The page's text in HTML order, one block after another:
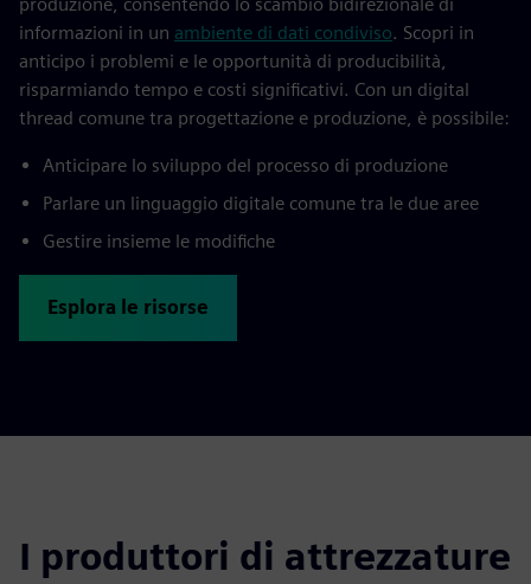
informazioni in un ambiente di dati condiviso. Scopri in
anticipo i problemi e le opportunità di producibilità,
risparmiando tempo e costi significativi. Con un digital
thread comune tra progettazione e produzione, è possibile:
Anticipare lo sviluppo del processo di produzione
Parlare un linguaggio digitale comune tra le due aree
Gestire insieme le modifiche
Esplora le risorse
I produttori di attrezzature